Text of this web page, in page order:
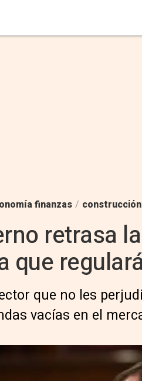
finanzas /
retrasa
que
que no les
vacías en el